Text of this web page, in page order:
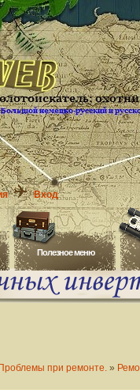
Вход
Полезное меню
Проблемы при ремонте. »